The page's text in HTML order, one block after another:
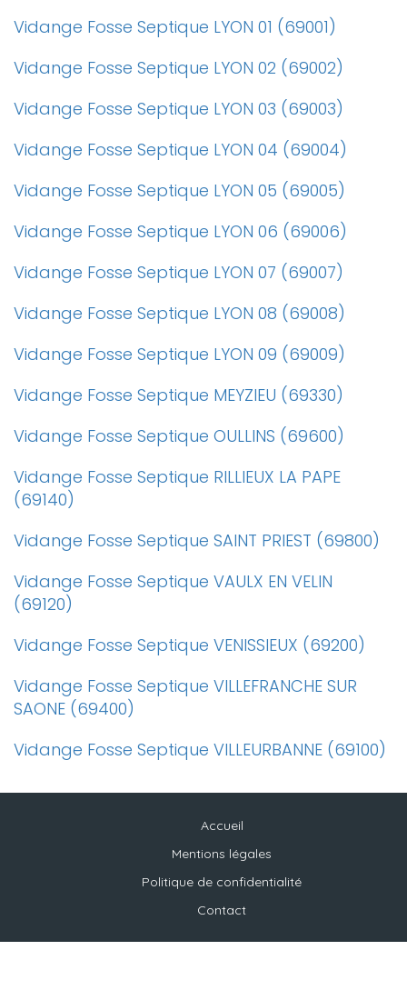
Vidange Fosse Septique LYON 01 (69001)
Vidange Fosse Septique LYON 02 (69002)
Vidange Fosse Septique LYON 03 (69003)
Vidange Fosse Septique LYON 04 (69004)
Vidange Fosse Septique LYON 05 (69005)
Vidange Fosse Septique LYON 06 (69006)
Vidange Fosse Septique LYON 07 (69007)
Vidange Fosse Septique LYON 08 (69008)
Vidange Fosse Septique LYON 09 (69009)
Vidange Fosse Septique MEYZIEU (69330)
Vidange Fosse Septique OULLINS (69600)
Vidange Fosse Septique RILLIEUX LA PAPE
(69140)
Vidange Fosse Septique SAINT PRIEST (69800)
Vidange Fosse Septique VAULX EN VELIN
(69120)
Vidange Fosse Septique VENISSIEUX (69200)
Vidange Fosse Septique VILLEFRANCHE SUR
SAONE (69400)
Vidange Fosse Septique VILLEURBANNE (69100)
Accueil
Mentions légales
Politique de confidentialité
Contact